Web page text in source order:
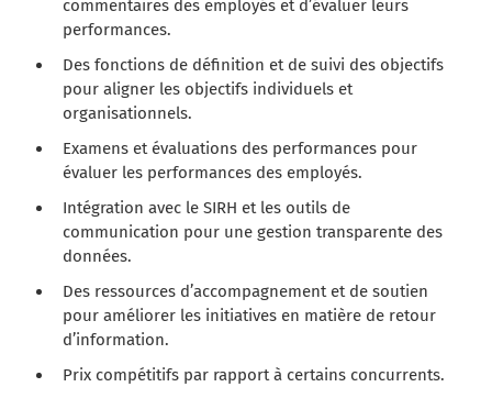
commentaires des employés et d’évaluer leurs
performances.
Des fonctions de définition et de suivi des objectifs
pour aligner les objectifs individuels et
organisationnels.
Examens et évaluations des performances pour
évaluer les performances des employés.
Intégration avec le SIRH et les outils de
communication pour une gestion transparente des
données.
Des ressources d’accompagnement et de soutien
pour améliorer les initiatives en matière de retour
d’information.
Prix compétitifs par rapport à certains concurrents.